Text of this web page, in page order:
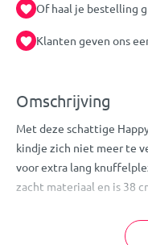
Of haal je bestelling
Klanten geven ons
Omschrijving
Met deze schattige
kindje zich niet meer te
voor extra lang
zacht materiaal en is 38
toevoeging voor in de